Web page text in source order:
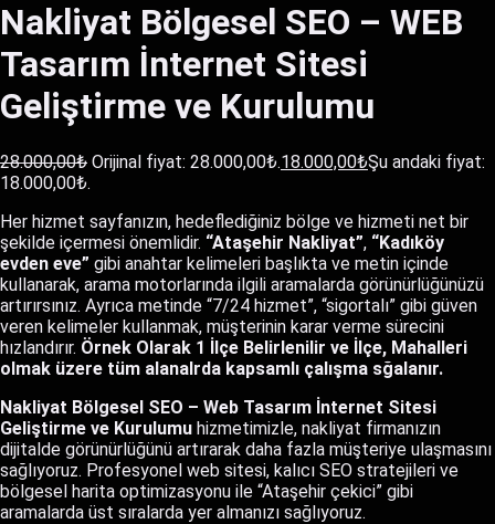
Nakliyat Bölgesel SEO – WEB
Tasarım İnternet Sitesi
Geliştirme ve Kurulumu
28.000,00₺ Orijinal fiyat: 28.000,00₺.18.000,00₺Şu andaki fiyat:
18.000,00₺.
Her hizmet sayfanızın, hedeflediğiniz bölge ve hizmeti net bir
şekilde içermesi önemlidir. “Ataşehir Nakliyat”, “Kadıköy
evden eve” gibi anahtar kelimeleri başlıkta ve metin içinde
kullanarak, arama motorlarında ilgili aramalarda görünürlüğünüzü
artırırsınız. Ayrıca metinde “7/24 hizmet”, “sigortalı” gibi güven
veren kelimeler kullanmak, müşterinin karar verme sürecini
hızlandırır. Örnek Olarak 1 İlçe Belirlenilir ve İlçe, Mahalleri
olmak üzere tüm alanalrda kapsamlı çalışma sğalanır.
Nakliyat Bölgesel SEO – Web Tasarım İnternet Sitesi
Geliştirme ve Kurulumu hizmetimizle, nakliyat firmanızın
dijitalde görünürlüğünü artırarak daha fazla müşteriye ulaşmasını
sağlıyoruz. Profesyonel web sitesi, kalıcı SEO stratejileri ve
bölgesel harita optimizasyonu ile “Ataşehir çekici” gibi
aramalarda üst sıralarda yer almanızı sağlıyoruz.